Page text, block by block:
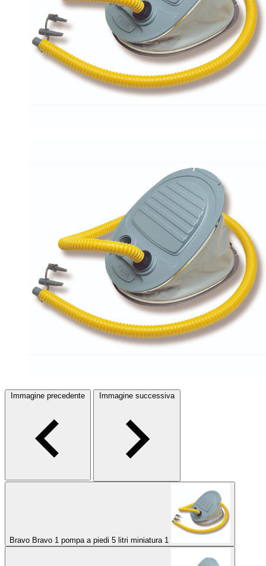
Immagine precedente Immagine successiva
Bravo Bravo 1 pompa a piedi 5 litri miniatura 1